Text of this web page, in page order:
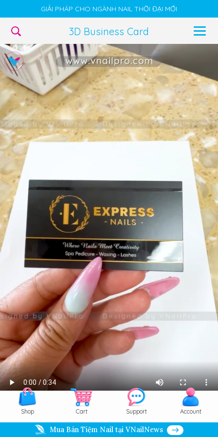
GIẢI PHÁP CHO NGÀNH NAIL THỜI ĐẠI MỚI
3D Business Card
Info Order Save Zoom
Shop Cart Support Account
Mua Bán Tiệm Nail tại VNailNews